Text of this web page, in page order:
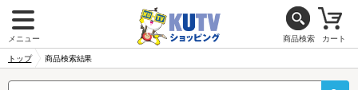
メニュー 商品検索 カート
トップ 商品検索結果